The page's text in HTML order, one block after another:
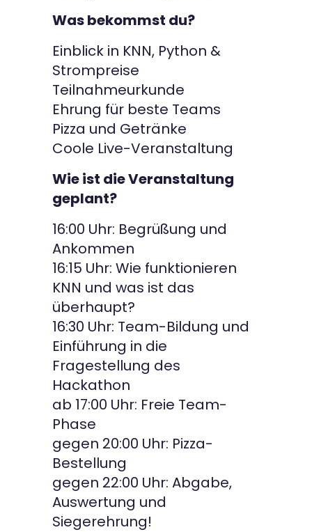
Was bekommst du?
Einblick in KNN, Python &
Strompreise
Teilnahmeurkunde
Ehrung für beste Teams
Pizza und Getränke
Coole Live-Veranstaltung
Wie ist die Veranstaltung
geplant?
16:00 Uhr: Begrüßung und
Ankommen
16:15 Uhr: Wie funktionieren
KNN und was ist das
überhaupt?
16:30 Uhr: Team-Bildung und
Einführung in die
Fragestellung des
Hackathon
ab 17:00 Uhr: Freie Team-
Phase
gegen 20:00 Uhr: Pizza-
Bestellung
gegen 22:00 Uhr: Abgabe,
Auswertung und
Siegerehrung!